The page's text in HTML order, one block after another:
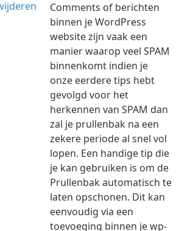
Comments of berichten
binnen je WordPress
website zijn vaak een
manier waarop veel SPAM
binnenkomt indien je
onze eerdere tips hebt
gevolgd voor het
herkennen van SPAM dan
zal je prullenbak na een
zekere periode al snel vol
lopen. Een handige tip die
je kan gebruiken is om de
Prullenbak automatisch te
laten opschonen. Dit kan
eenvoudig via een
toevoeging binnen je wp-